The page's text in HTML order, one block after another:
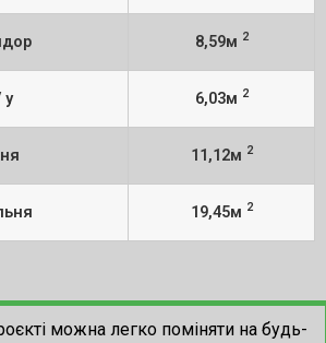
8,59м 2
у 6,03м 2
11,12м 2
19,45м 2
можна легко поміняти на будь-